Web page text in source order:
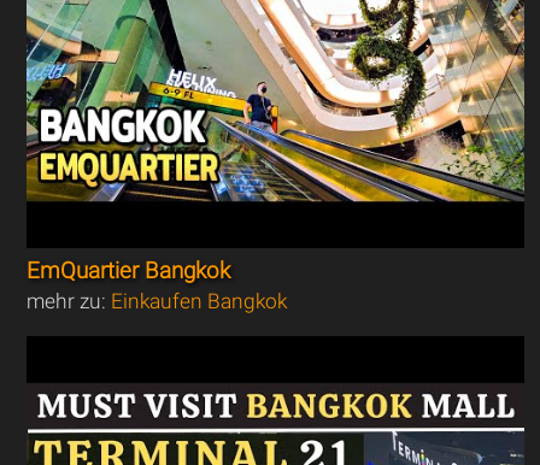
EmQuartier Bangkok
mehr zu: Einkaufen Bangkok